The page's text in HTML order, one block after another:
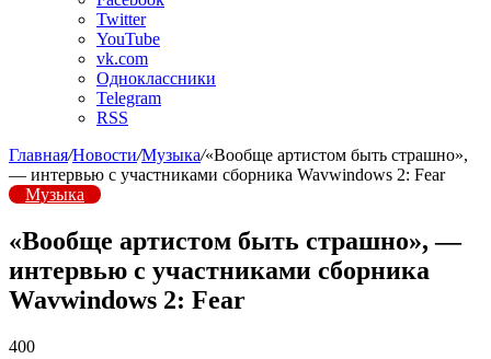
Twitter
YouTube
vk.com
Одноклассники
Telegram
RSS
Главная/Новости/Музыка/«Вообще артистом быть страшно»,
— интервью с участниками сборника Wavwindows 2: Fear
Музыка
«Вообще артистом быть страшно», —
интервью с участниками сборника
Wavwindows 2: Fear
400